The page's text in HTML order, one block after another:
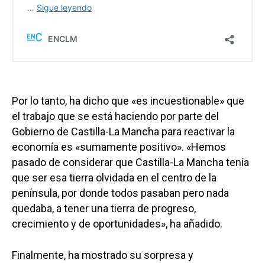
Por lo tanto, ha dicho que «es incuestionable» que
el trabajo que se está haciendo por parte del
Gobierno de Castilla-La Mancha para reactivar la
economía es «sumamente positivo». «Hemos
pasado de considerar que Castilla-La Mancha tenía
que ser esa tierra olvidada en el centro de la
península, por donde todos pasaban pero nada
quedaba, a tener una tierra de progreso,
crecimiento y de oportunidades», ha añadido.
Finalmente, ha mostrado su sorpresa y